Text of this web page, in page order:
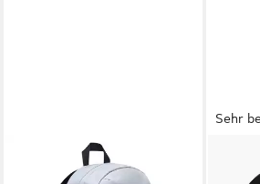
Sportrucksack JAN AIR RAID
Sehr